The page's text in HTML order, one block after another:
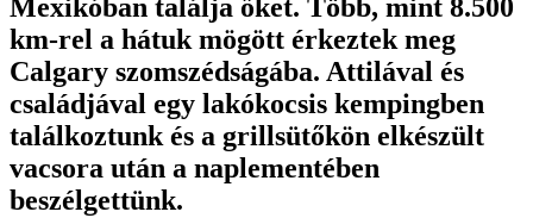
Mexikóban találja őket. Több, mint 8.500
km-rel a hátuk mögött érkeztek meg
Calgary szomszédságába. Attilával és
családjával egy lakókocsis kempingben
találkoztunk és a grillsütőkön elkészült
vacsora után a naplementében
beszélgettünk.